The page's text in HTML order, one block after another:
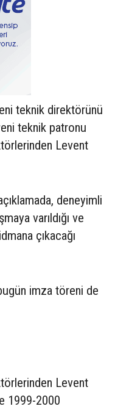
teknik direktörünü
teknik patronu
Levent
deneyimli
varıldığı ve
çıkacağı
imza töreni de
Levent
1999-2000